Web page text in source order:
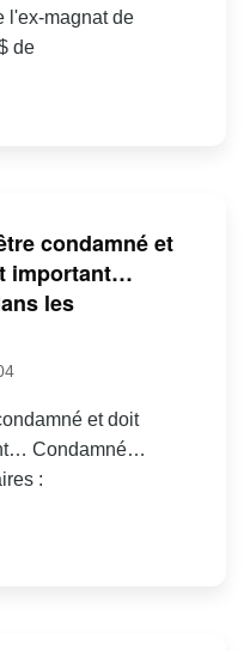
l'ex-magnat de
de
condamné et
important…
les
et doit
Condamné…
: